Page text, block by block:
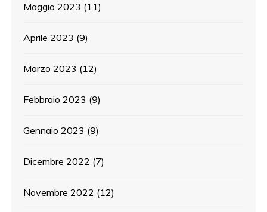
Maggio 2023 (11)
Aprile 2023 (9)
Marzo 2023 (12)
Febbraio 2023 (9)
Gennaio 2023 (9)
Dicembre 2022 (7)
Novembre 2022 (12)